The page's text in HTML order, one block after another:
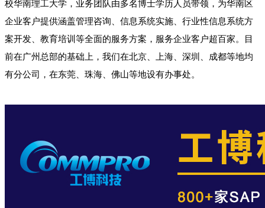
校华南理工大学，业务团队由多名博士学历人员带领，为华南区
企业客户提供涵盖管理咨询、信息系统实施、行业性信息系统方
案开发、教育培训等全面的服务方案，服务企业客户超百家。目
前在广州总部的基础上，我们在北京、上海、深圳、成都等地均
有分公司，在东莞、珠海、佛山等地设有办事处。